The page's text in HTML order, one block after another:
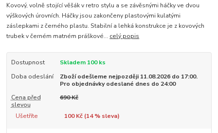
Kovový, volně stojící věšák v retro stylu a se závěsnými háčky ve dvou
výškových úrovních. Háčky jsou zakončeny plastovými kulatými
záslepkami z černého plastu. Stabilní a lehká konstrukce je z kovových
trubek v černém matném práškové... celý popis
Dostupnost
Skladem 100 ks
Doba odeslání
Zboží odešleme nejpozději 11.08.2026 do 17:00.
Pro objednávky odeslané dnes do 24:00
Cena před
slevou
690 Kč
Ušetříte 100 Kč (14% sleva)